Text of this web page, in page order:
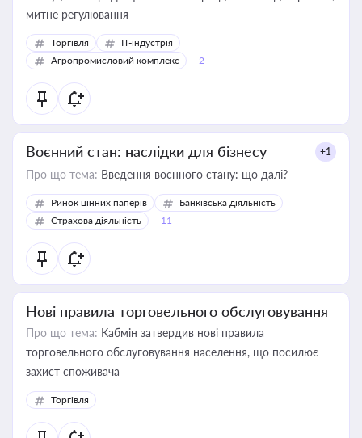
митне регулювання
Торгівля
IT-індустрія
Агропромисловий комплекс
+2
Воєнний стан: наслідки для бізнесу +1
Про що тема: Введення воєнного стану: що далі?
Ринок цінних паперів
Банківська діяльність
Страхова діяльність
+11
Нові правила торговельного обслуговування
Про що тема: Кабмін затвердив нові правила
торговельного обслуговування населення, що посилює
захист споживача
Торгівля